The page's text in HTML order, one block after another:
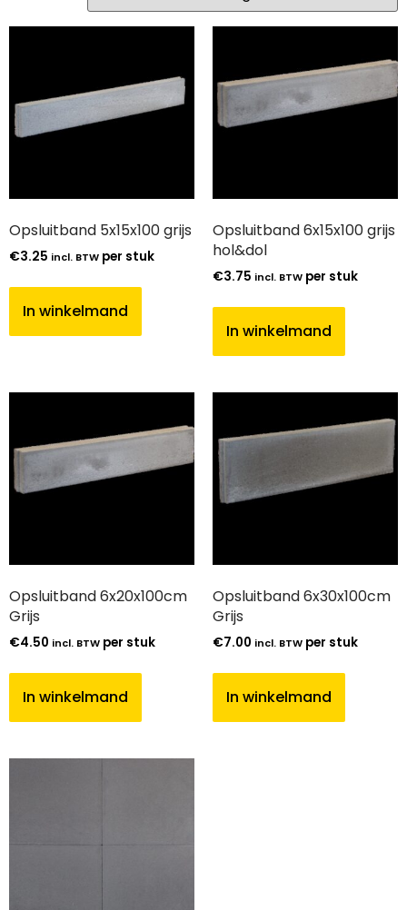
Opsluitband 5x15x100 grijs
€3.25 incl. BTW per stuk
In winkelmand
Opsluitband 6x15x100 grijs
hol&dol
€3.75 incl. BTW per stuk
In winkelmand
Opsluitband 6x20x100cm
Grijs
€4.50 incl. BTW per stuk
In winkelmand
Opsluitband 6x30x100cm
Grijs
€7.00 incl. BTW per stuk
In winkelmand